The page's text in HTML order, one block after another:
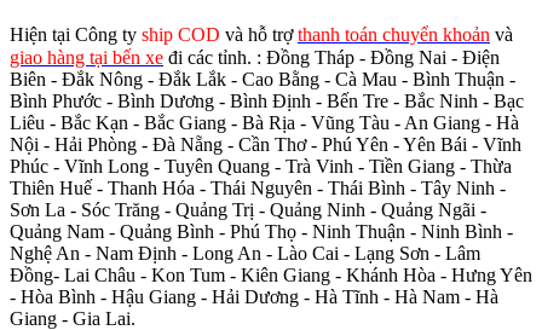
Hiện tại Công ty ship COD và hỗ trợthanh toán chuyển khoản và
giao hàng tại bến xe đi các tỉnh. : Đồng Tháp - Đồng Nai - Điện
Biên - Đắk Nông - Đắk Lắk - Cao Bằng - Cà Mau - Bình Thuận -
Bình Phước - Bình Dương - Bình Định - Bến Tre - Bắc Ninh - Bạc
Liêu - Bắc Kạn - Bắc Giang - Bà Rịa - Vũng Tàu - An Giang - Hà
Nội - Hải Phòng - Đà Nẵng - Cần Thơ - Phú Yên - Yên Bái - Vĩnh
Phúc - Vĩnh Long - Tuyên Quang - Trà Vinh - Tiền Giang - Thừa
Thiên Huế - Thanh Hóa - Thái Nguyên - Thái Bình - Tây Ninh -
Sơn La - Sóc Trăng - Quảng Trị - Quảng Ninh - Quảng Ngãi -
Quảng Nam - Quảng Bình - Phú Thọ - Ninh Thuận - Ninh Bình -
Nghệ An - Nam Định - Long An - Lào Cai - Lạng Sơn - Lâm
Đồng- Lai Châu - Kon Tum - Kiên Giang - Khánh Hòa - Hưng Yên
- Hòa Bình - Hậu Giang - Hải Dương - Hà Tĩnh - Hà Nam - Hà
Giang - Gia Lai.